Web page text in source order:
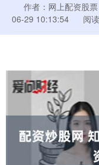
作者：网上配资股票
06-29 10:13:54
阅